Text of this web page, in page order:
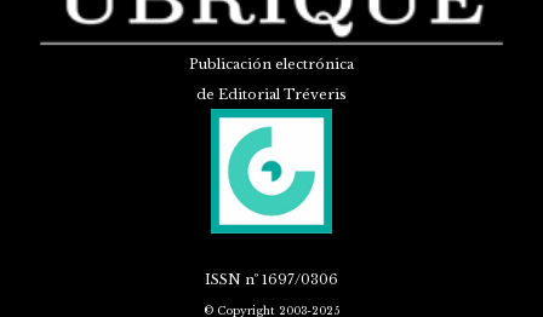
Publicación electrónica
de Editorial Tréveris
ISSN nº 1697/0306
© Copyright 2003-2025